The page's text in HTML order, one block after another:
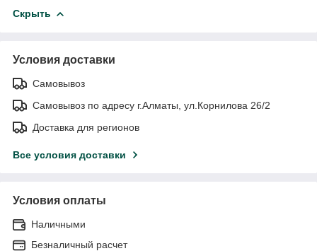
Скрыть
Условия доставки
Самовывоз
Самовывоз по адресу г.Алматы, ул.Корнилова 26/2
Доставка для регионов
Все условия доставки
Условия оплаты
Наличными
Безналичный расчет